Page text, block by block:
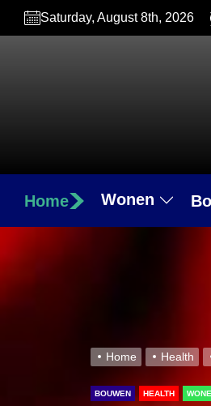
Skip
Saturday, August 8th, 2026
Home Wonen
Home Health
BOUWEN HEALTH